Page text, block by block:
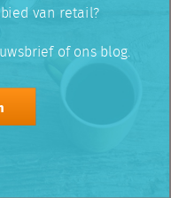
ervoor om meer het
Woerden kiest
van de Rabobank is
Een win-
zich hier goed
liggen een stuk lager.
van retail?
of ons blog.